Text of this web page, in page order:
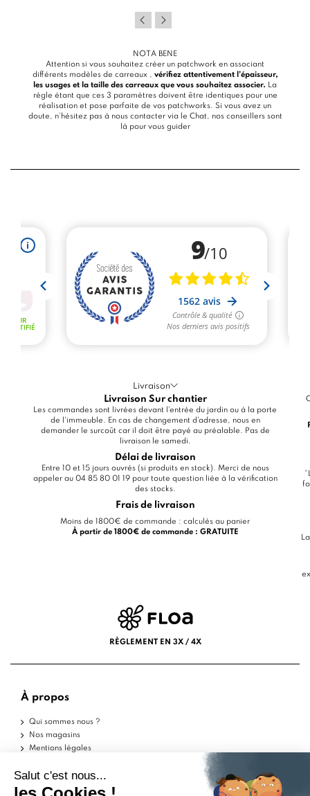
NOTA BENE
Attention si vous souhaitez créer un patchwork en associant
différents modèles de carreaux , vérifiez attentivement l’épaisseur,
les usages et la taille des carreaux que vous souhaitez associer. La
règle étant que ces 3 paramètres doivent être identiques pour une
réalisation et pose parfaite de vos patchworks. Si vous avez un
doute, n’hésitez pas à nous contacter via le Chat, nos conseillers sont
là pour vous guider
Livraison
Livraison Sur chantier
Les commandes sont livrées devant l'entrée du jardin ou à la porte
de l'immeuble. En cas de changement d'adresse, nous en
demander le surcoût car il doit être payé au préalable. Pas de
livraison le samedi.
Délai de livraison
Entre 10 et 15 jours ouvrés (si produits en stock). Merci de nous
appeler au 04 85 80 01 19 pour toute question liée à la vérification
des stocks.
Frais de livraison
Moins de 1800€ de commande : calculés au panier
À partir de 1800€ de commande : GRATUITE
RÈGLEMENT EN 3X / 4X
À propos
Qui sommes nous ?
Nos magasins
Mentions légales
Politique de confidentialité
Aide